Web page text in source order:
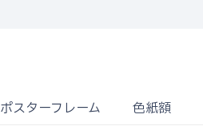
ポスターフレーム 色紙額